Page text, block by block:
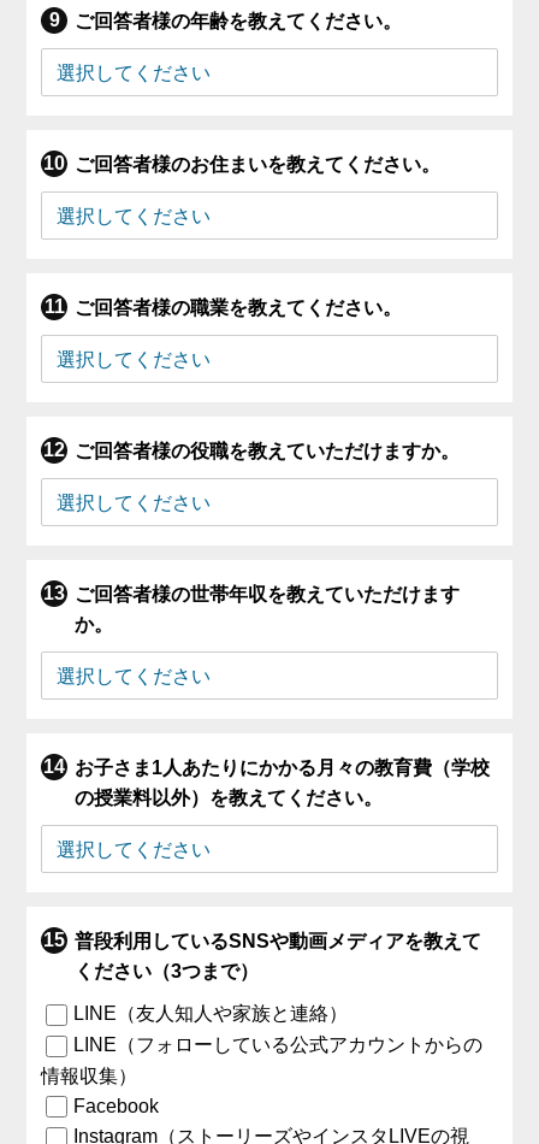
ご回答者様の年齢を教えてください。
ご回答者様のお住まいを教えてください。
ご回答者様の職業を教えてください。
ご回答者様の役職を教えていただけますか。
ご回答者様の世帯年収を教えていただけます
か。
お子さま1人あたりにかかる月々の教育費（学校
の授業料以外）を教えてください。
普段利用しているSNSや動画メディアを教えて
ください（3つまで）
LINE（友人知人や家族と連絡）
LINE（フォローしている公式アカウントからの
情報収集）
Facebook
Instagram（ストーリーズやインスタLIVEの視